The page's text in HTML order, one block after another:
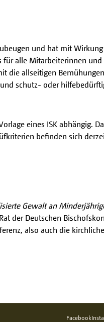
und hat mit
für alle Mitarbeiterinnen
die allseitigen
schutz- oder
eines ISK abhängig.
befinden sich
Gewalt an
der Deutschen
also auch die
Facebook